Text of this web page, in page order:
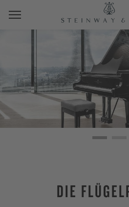
DIE